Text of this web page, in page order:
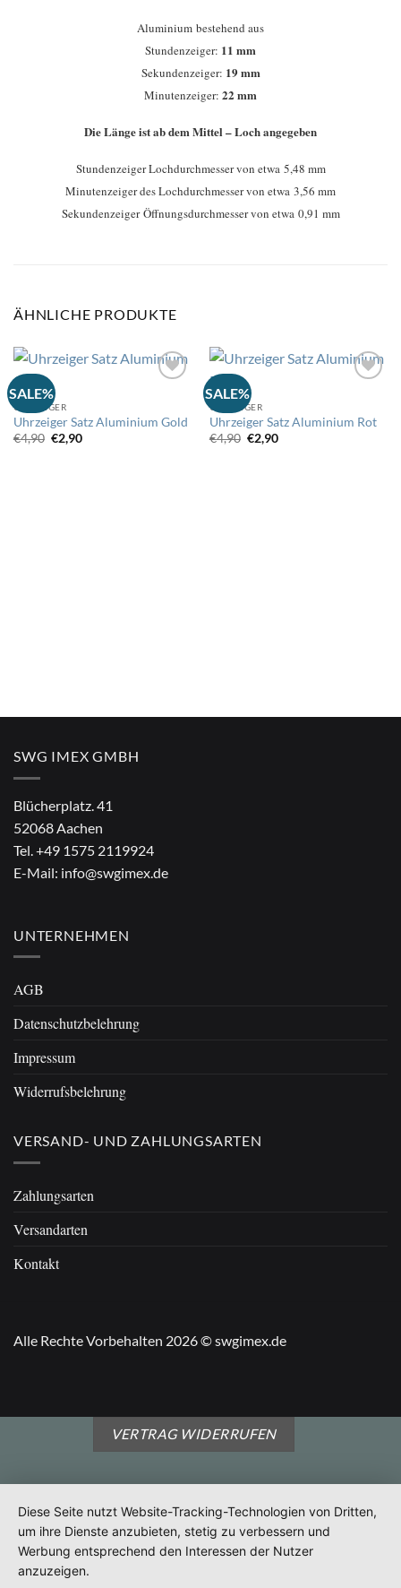
Aluminium bestehend aus
Stundenzeiger: 11 mm
Sekundenzeiger: 19 mm
Minutenzeiger: 22 mm
Die Länge ist ab dem Mittel – Loch angegeben
Stundenzeiger Lochdurchmesser von etwa 5,48 mm
Minutenzeiger des Lochdurchmesser von etwa 3,56 mm
Sekundenzeiger Öffnungsdurchmesser von etwa 0,91 mm
ÄHNLICHE PRODUKTE
SALE%
die
UHRZEIGER
Uhrzeiger Satz Aluminium Gold
€4,90 Ursprünglicher
Preis
€2,90Aktueller
SALE%
die
UHRZEIGER
Uhrzeiger Satz Aluminium Rot
€4,90 Ursprünglicher
Preis
€2,90Aktueller
SWG IMEX GMBH
Blücherplatz. 41
52068 Aachen
Tel.+49 1575 2119924
E-Mail: info@swgimex.de
UNTERNEHMEN
AGB
Datenschutzbelehrung
Impressum
Widerrufsbelehrung
VERSAND- UND ZAHLUNGSARTEN
Zahlungsarten
Versandarten
Kontakt
Alle Rechte Vorbehalten 2026 © swgimex.de
VERTRAG WIDERRUFEN
Diese Seite nutzt Website-Tracking-Technologien von Dritten,
um ihre Dienste anzubieten, stetig zu verbessern und
Werbung entsprechend den Interessen der Nutzer
anzuzeigen.